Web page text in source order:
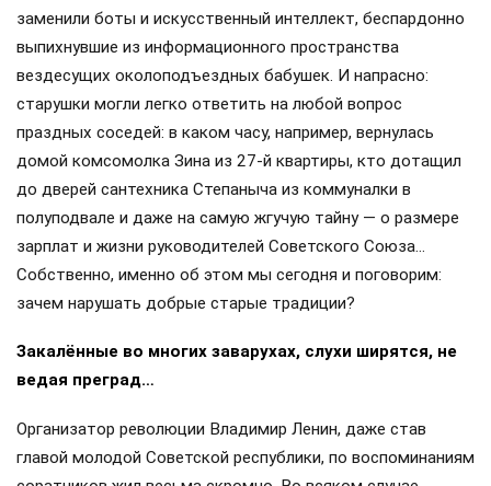
заменили боты и искусственный интеллект, беспардонно
выпихнувшие из информационного пространства
вездесущих околоподъездных бабушек. И напрасно:
старушки могли легко ответить на любой вопрос
праздных соседей: в каком часу, например, вернулась
домой комсомолка Зина из 27-й квартиры, кто дотащил
до дверей сантехника Степаныча из коммуналки в
полуподвале и даже на самую жгучую тайну — о размере
зарплат и жизни руководителей Советского Союза…
Собственно, именно об этом мы сегодня и поговорим:
зачем нарушать добрые старые традиции?
Закалённые во многих заварухах, слухи ширятся, не
ведая преград…
Организатор революции Владимир Ленин, даже став
главой молодой Советской республики, по воспоминаниям